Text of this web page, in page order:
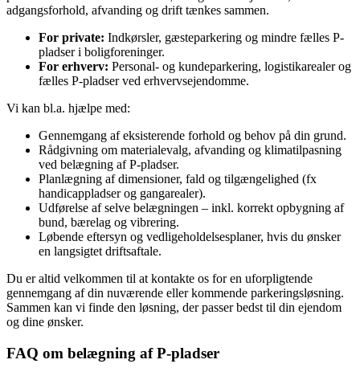
adgangsforhold, afvanding og drift tænkes sammen.
For private: Indkørsler, gæsteparkering og mindre fælles P-
pladser i boligforeninger.
For erhverv: Personal- og kundeparkering, logistikarealer og
fælles P-pladser ved erhvervsejendomme.
Vi kan bl.a. hjælpe med:
Gennemgang af eksisterende forhold og behov på din grund.
Rådgivning om materialevalg, afvanding og klimatilpasning
ved belægning af P-pladser.
Planlægning af dimensioner, fald og tilgængelighed (fx
handicappladser og gangarealer).
Udførelse af selve belægningen – inkl. korrekt opbygning af
bund, bærelag og vibrering.
Løbende eftersyn og vedligeholdelsesplaner, hvis du ønsker
en langsigtet driftsaftale.
Du er altid velkommen til at kontakte os for en uforpligtende
gennemgang af din nuværende eller kommende parkeringsløsning.
Sammen kan vi finde den løsning, der passer bedst til din ejendom
og dine ønsker.
FAQ om belægning af P-pladser